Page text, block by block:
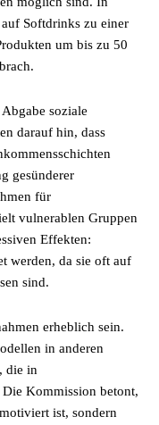
Softdrinks zu einer
um bis zu 50
soziale
darauf hin, dass
gesünderer
für
vulnerablen Gruppen
Effekten:
werden, da sie oft auf
sind.
erheblich sein.
in anderen
die in
Kommission betont,
ist, sondern